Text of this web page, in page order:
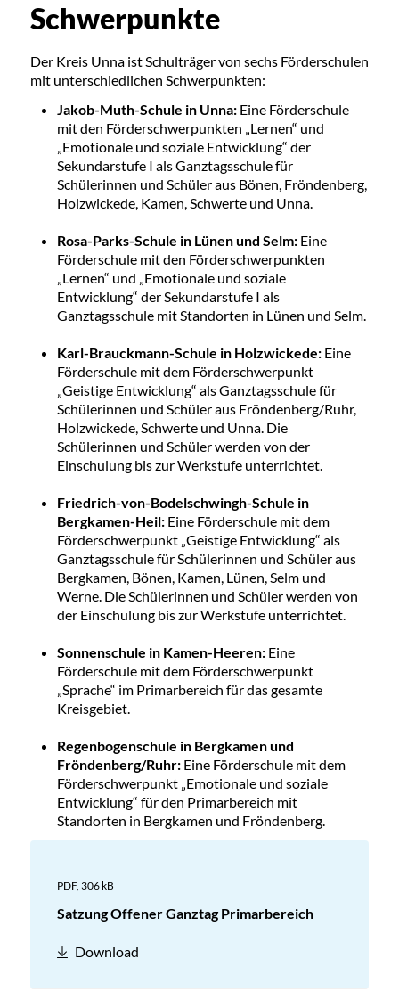
Schwerpunkte
Der Kreis Unna ist Schulträger von sechs Förderschulen
mit unterschiedlichen Schwerpunkten:
Jakob-Muth-Schule in Unna:Eine Förderschule
mit den Förderschwerpunkten „Lernen“ und
„Emotionale und soziale Entwicklung“ der
Sekundarstufe I als Ganztagsschule für
Schülerinnen und Schüler aus Bönen, Fröndenberg,
Holzwickede, Kamen, Schwerte und Unna.
Rosa-Parks-Schule in Lünen und Selm:Eine
Förderschule mit den Förderschwerpunkten
„Lernen“ und „Emotionale und soziale
Entwicklung“ der Sekundarstufe I als
Ganztagsschule mit Standorten in Lünen und Selm.
Karl-Brauckmann-Schule in Holzwickede:Eine
Förderschule mit dem Förderschwerpunkt
„Geistige Entwicklung“ als Ganztagsschule für
Schülerinnen und Schüler aus Fröndenberg/Ruhr,
Holzwickede, Schwerte und Unna. Die
Schülerinnen und Schüler werden von der
Einschulung bis zur Werkstufe unterrichtet.
Friedrich-von-Bodelschwingh-Schule in
Bergkamen-Heil:Eine Förderschule mit dem
Förderschwerpunkt „Geistige Entwicklung“ als
Ganztagsschule für Schülerinnen und Schüler aus
Bergkamen, Bönen, Kamen, Lünen, Selm und
Werne. Die Schülerinnen und Schüler werden von
der Einschulung bis zur Werkstufe unterrichtet.
Sonnenschule in Kamen-Heeren:Eine
Förderschule mit dem Förderschwerpunkt
„Sprache“ im Primarbereich für das gesamte
Kreisgebiet.
Regenbogenschule in Bergkamen und
Fröndenberg/Ruhr:Eine Förderschule mit dem
Förderschwerpunkt „Emotionale und soziale
Entwicklung“ für den Primarbereich mit
Standorten in Bergkamen und Fröndenberg.
PDF, 306 kB
Satzung Offener Ganztag Primarbereich
Download